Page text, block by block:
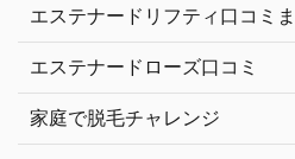
エステナードリフティ口コミ
エステナードローズ口コミ
家庭で脱毛チャレンジ